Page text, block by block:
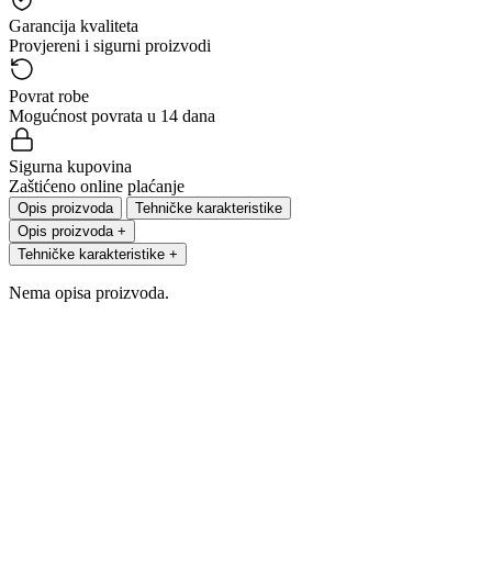
Garancija kvaliteta
Provjereni i sigurni proizvodi
Povrat robe
Mogućnost povrata u 14 dana
Sigurna kupovina
Zaštićeno online plaćanje
Opis proizvoda
Tehničke karakteristike
Opis proizvoda +
Tehničke karakteristike +
Nema opisa proizvoda.